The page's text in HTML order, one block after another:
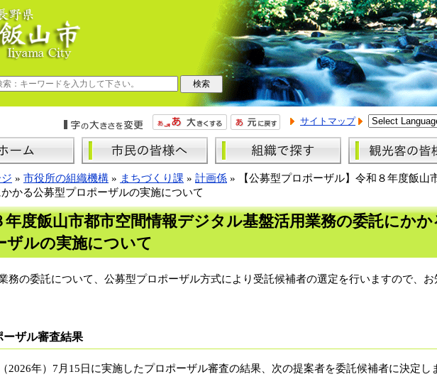
サイトマップ
» 市役所の組織機構 » まちづくり課 » 計画係 »
【公募型プロポーザル】令和８年度飯
かる公募型プロポーザルの実施について
年度飯山市都市空間情報デジタル基盤活用業務の委託にか
ザルの実施について
務の委託について、公募型プロポーザル方式により受託候補者の選定を行いますので、お
ーザル審査結果
2026年）7月15日に実施したプロポーザル審査の結果、次の提案者を委託候補者に決定し